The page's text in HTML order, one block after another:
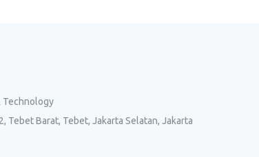
Technology
Tebet Barat, Tebet, Jakarta Selatan, Jakarta